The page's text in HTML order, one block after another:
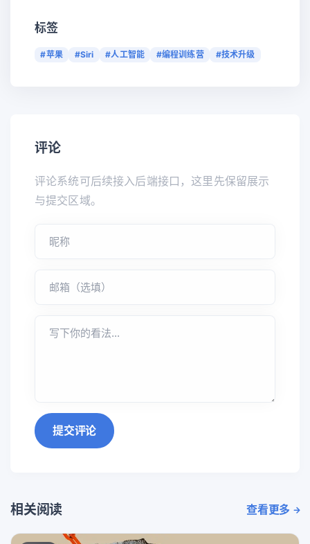
标签
#苹果 #Siri #人工智能 #编程训练营 #技术升级
评论
评论系统可后续接入后端接口，这里先保留展示
与提交区域。
提交评论
相关阅读 查看更多